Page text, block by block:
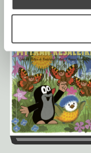
Myyrän kellokirja